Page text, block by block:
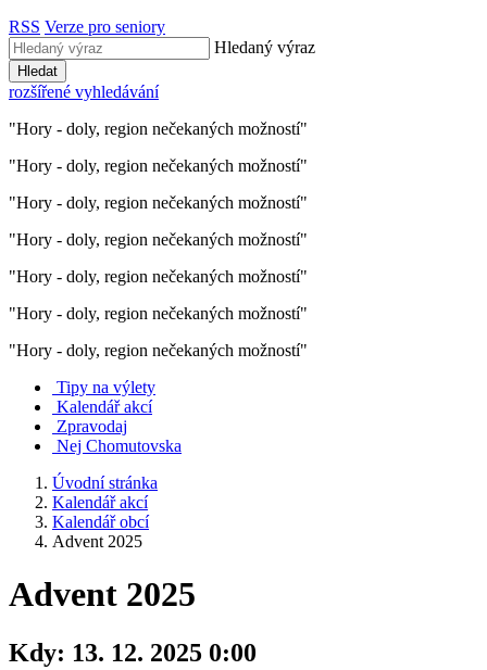
RSS Verze pro seniory
Hledaný výraz
Hledat
rozšířené vyhledávání
"Hory - doly, region nečekaných možností"
"Hory - doly, region nečekaných možností"
"Hory - doly, region nečekaných možností"
"Hory - doly, region nečekaných možností"
"Hory - doly, region nečekaných možností"
"Hory - doly, region nečekaných možností"
"Hory - doly, region nečekaných možností"
Tipy na výlety
Kalendář akcí
Zpravodaj
Nej Chomutovska
Úvodní stránka
Kalendář akcí
Kalendář obcí
Advent 2025
Advent 2025
Kdy: 13. 12. 2025 0:00